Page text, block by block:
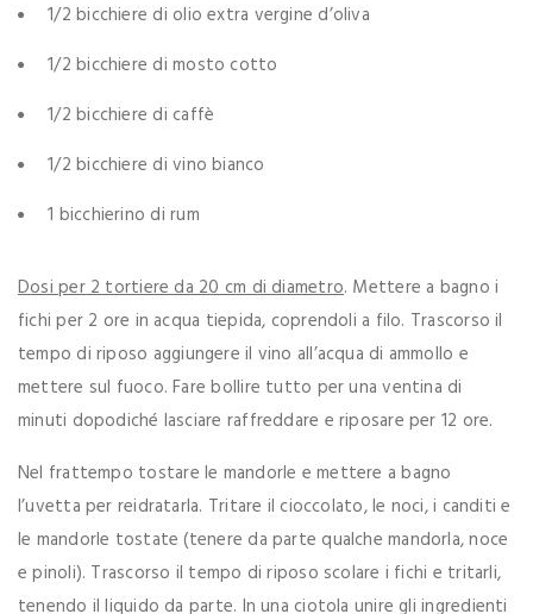
1/2 bicchiere di olio extra vergine d’oliva
1/2 bicchiere di mosto cotto
1/2 bicchiere di caffè
1/2 bicchiere di vino bianco
1 bicchierino di rum
Dosi per 2 tortiere da 20 cm di diametro. Mettere a bagno i
fichi per 2 ore in acqua tiepida, coprendoli a filo. Trascorso il
tempo di riposo aggiungere il vino all’acqua di ammollo e
mettere sul fuoco. Fare bollire tutto per una ventina di
minuti dopodiché lasciare raffreddare e riposare per 12 ore.
Nel frattempo tostare le mandorle e mettere a bagno
l’uvetta per reidratarla. Tritare il cioccolato, le noci, i canditi e
le mandorle tostate (tenere da parte qualche mandorla, noce
e pinoli). Trascorso il tempo di riposo scolare i fichi e tritarli,
tenendo il liquido da parte. In una ciotola unire gli ingredienti